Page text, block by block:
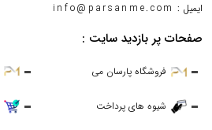
ایمیل : info@parsanme.com
صفحات پر بازدید سایت :
فروشگاه پارسان می
شیوه های پرداخت